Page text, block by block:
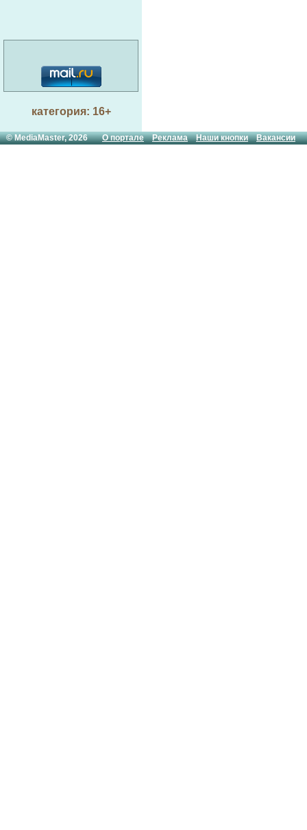
категория: 16+
© MediaMaster, 2026О портале Реклама Наши кнопки Вакансии